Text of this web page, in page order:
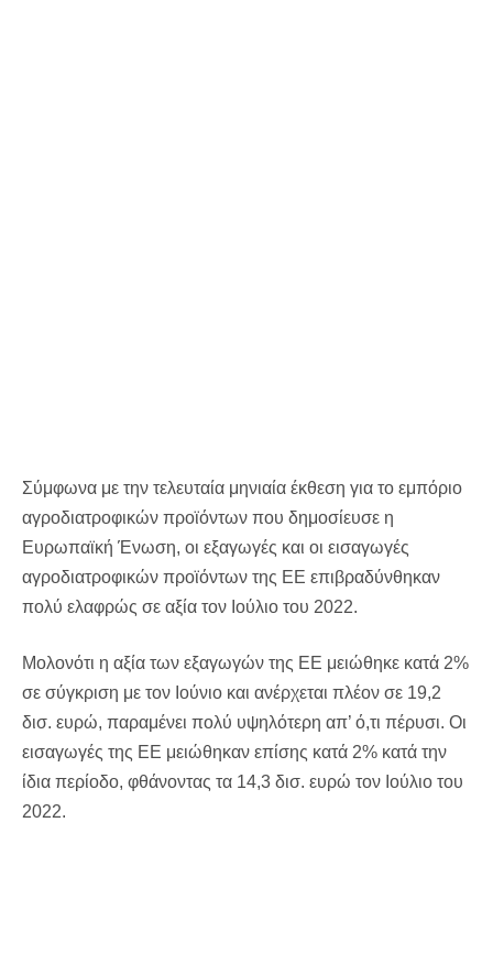
Σύμφωνα με την τελευταία μηνιαία έκθεση για το εμπόριο
αγροδιατροφικών προϊόντων που δημοσίευσε η
Ευρωπαϊκή Ένωση, οι εξαγωγές και οι εισαγωγές
αγροδιατροφικών προϊόντων της ΕΕ επιβραδύνθηκαν
πολύ ελαφρώς σε αξία τον Ιούλιο του 2022.
Μολονότι η αξία των εξαγωγών της ΕΕ μειώθηκε κατά 2%
σε σύγκριση με τον Ιούνιο και ανέρχεται πλέον σε 19,2
δισ. ευρώ, παραμένει πολύ υψηλότερη απ’ ό,τι πέρυσι. Οι
εισαγωγές της ΕΕ μειώθηκαν επίσης κατά 2% κατά την
ίδια περίοδο, φθάνοντας τα 14,3 δισ. ευρώ τον Ιούλιο του
2022.